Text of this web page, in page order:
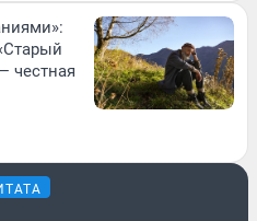
честная